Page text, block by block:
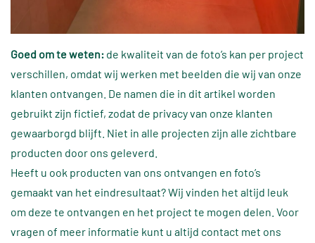
Goed om te weten: de kwaliteit van de foto’s kan per project
verschillen, omdat wij werken met beelden die wij van onze
klanten ontvangen. De namen die in dit artikel worden
gebruikt zijn fictief, zodat de privacy van onze klanten
gewaarborgd blijft. Niet in alle projecten zijn alle zichtbare
producten door ons geleverd.
Heeft u ook producten van ons ontvangen en foto’s
gemaakt van het eindresultaat? Wij vinden het altijd leuk
om deze te ontvangen en het project te mogen delen. Voor
vragen of meer informatie kunt u altijd contact met ons